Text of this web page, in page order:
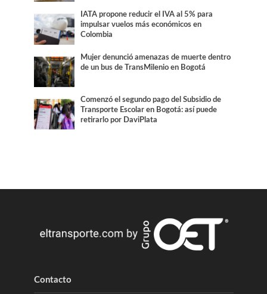
IATA propone reducir el IVA al 5% para
impulsar vuelos más económicos en
Colombia
Mujer denunció amenazas de muerte dentro
de un bus de TransMilenio en Bogotá
Comenzó el segundo pago del Subsidio de
Transporte Escolar en Bogotá: así puede
retirarlo por DaviPlata
Contacto